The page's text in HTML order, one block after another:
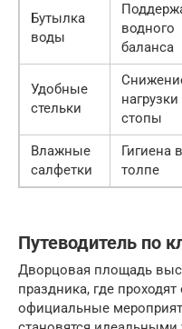
Бутылка
воды
водного
баланса
Удобные
стельки
стопы
Влажные
салфетки
Гигиена в
толпе
Путеводитель по
Дворцовая площадь
праздника, где
официальные